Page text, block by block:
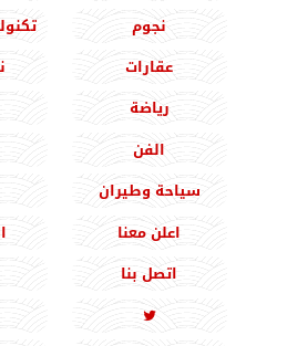
نجوم
عقارات
رياضة
الفن
سياحة وطيران
اعلن معنا
اتصل بنا
